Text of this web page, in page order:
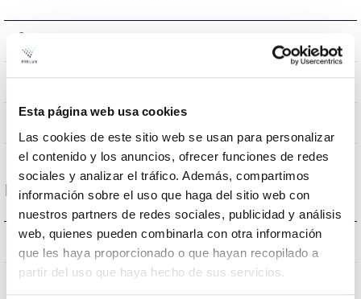
Esta página web usa cookies
Las cookies de este sitio web se usan para personalizar
el contenido y los anuncios, ofrecer funciones de redes
sociales y analizar el tráfico. Además, compartimos
información sobre el uso que haga del sitio web con
nuestros partners de redes sociales, publicidad y análisis
web, quienes pueden combinarla con otra información
que les haya proporcionado o que hayan recopilado a
partir del uso que haya hecho de sus servicios.
50x50x56mm
Dados ópticos
Temperatura de cor 4000K